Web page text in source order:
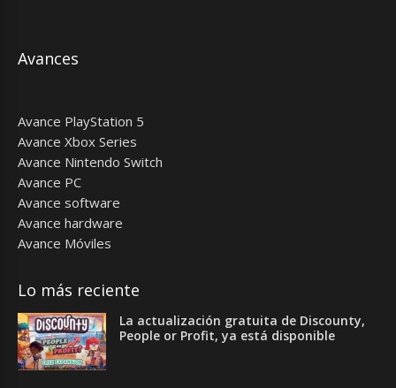
Avances
Avance PlayStation 5
Avance Xbox Series
Avance Nintendo Switch
Avance PC
Avance software
Avance hardware
Avance Móviles
Lo más reciente
La actualización gratuita de Discounty,
People or Profit, ya está disponible